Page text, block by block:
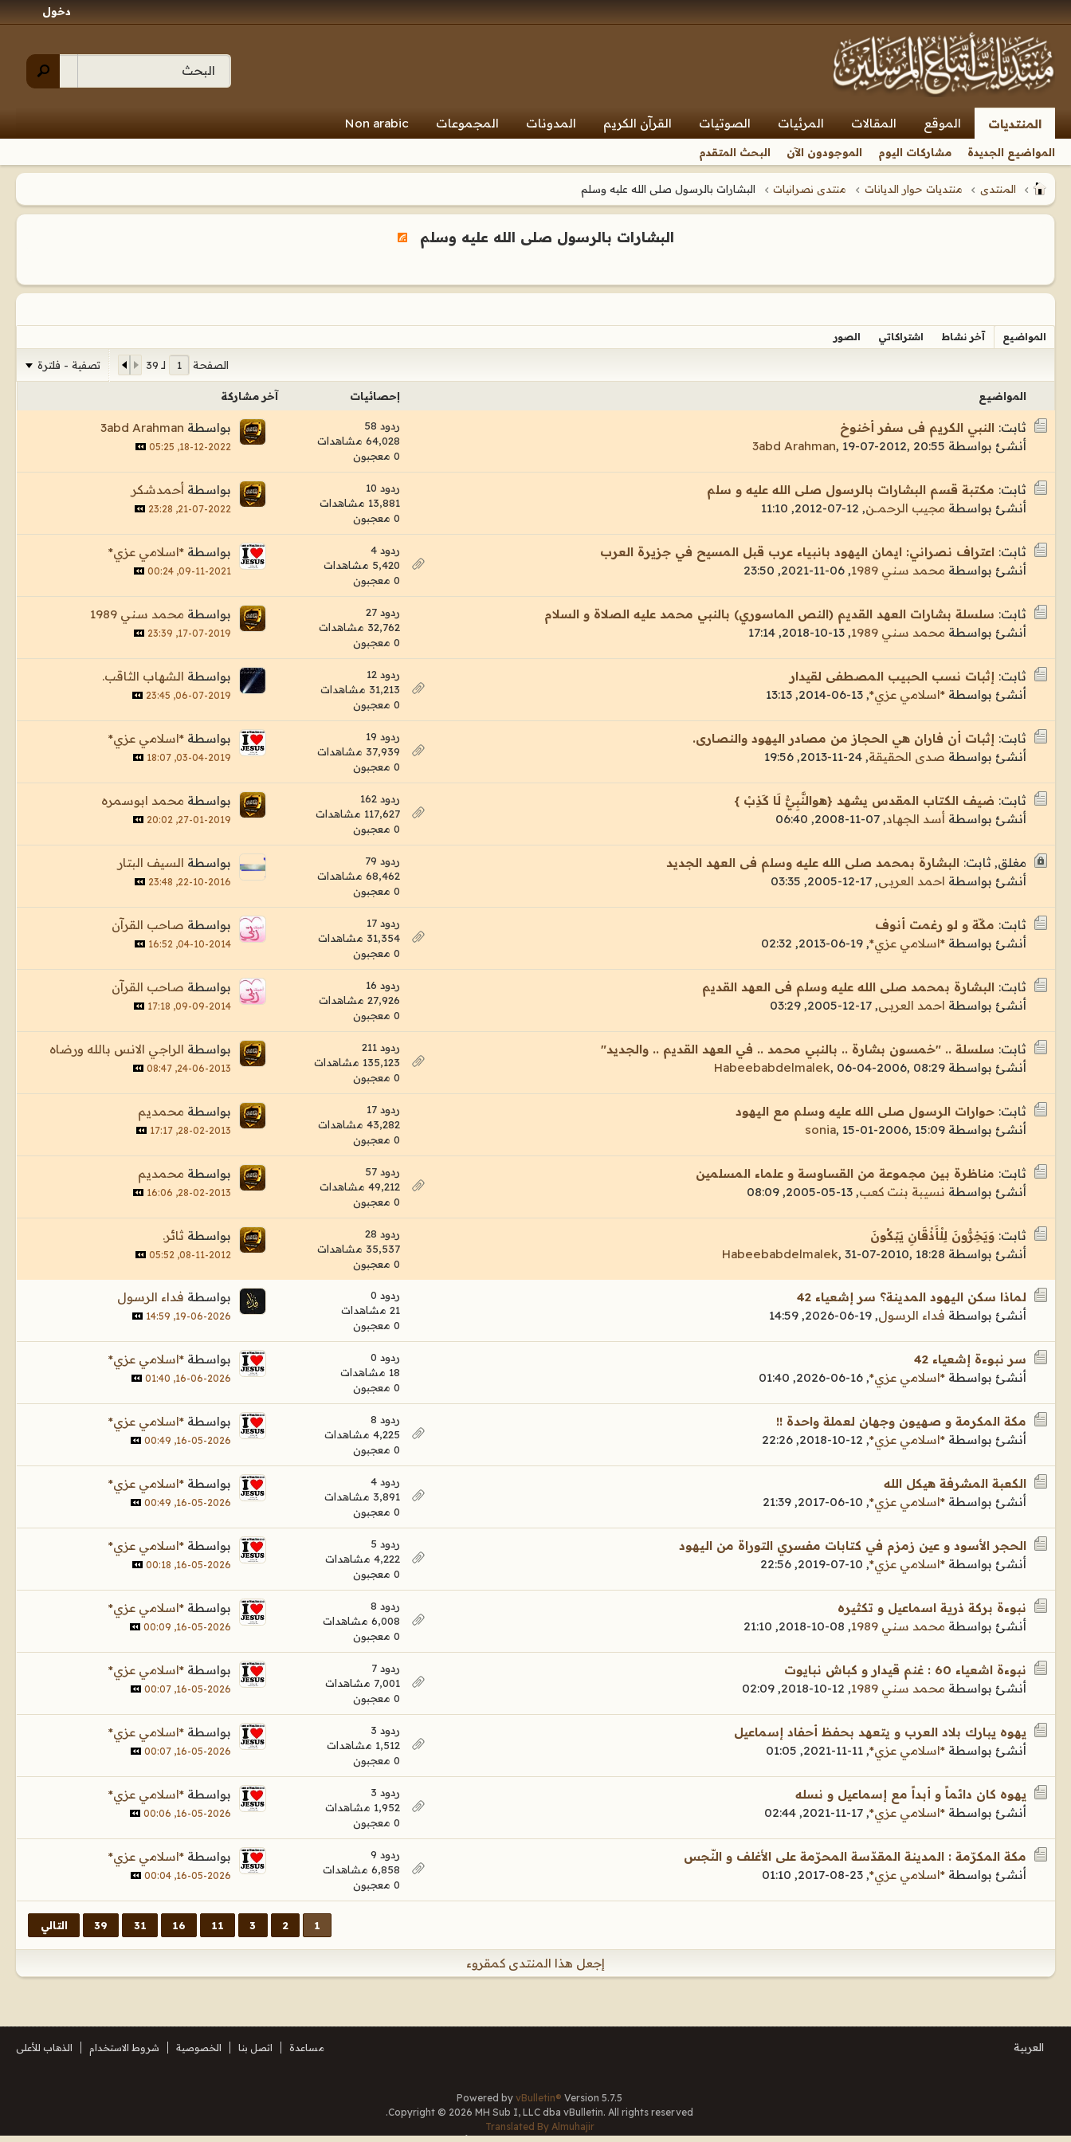
دخول
المنتديات الموقع المقالات المرئيات الصوتيات القرآن الكريم المدونات المجموعات Non arabic
المواضيع الجديدة مشاركات اليوم الموجودون الآن البحث المتقدم
المنتدى منتديات حوار الديانات منتدى نصرانيات البشارات بالرسول صلى الله عليه وسلم
البشارات بالرسول صلى الله عليه وسلم
المواضيع آخر نشاط اشتراكاتي الصور
الصفحة لـ 39 تصفية - فلترة
المواضيع إحصائيات آخر مشاركة
ثابت: النبي الكريم فى سفر أخنوخ
أنشئ بواسطة
3abd Arahman, 19-07-2012, 20:55
ردود 58
64,028 مشاهدات
0 معجبون
بواسطة 3abd Arahman
18-12-2022, 05:25
ثابت: مكتبة قسم البشارات بالرسول صلى الله عليه و سلم
أنشئ بواسطة مجيب الرحمــن,
12-07-2012, 11:10
ردود 10
13,881 مشاهدات
0 معجبون
بواسطة أحمدشكر
21-07-2022, 23:28
ثابت: اعتراف نصراني: ايمان اليهود بانبياء عرب قبل المسيح في جزيرة العرب
أنشئ بواسطة محمد سني 1989 ,
06-11-2021, 23:50
ردود 4
5,420 مشاهدات
0 معجبون
بواسطة*اسلامي عزي*
09-11-2021, 00:24
ثابت: سلسلة بشارات العهد القديم (النص الماسوري) بالنبي محمد عليه الصلاة و السلام
أنشئ بواسطة محمد سني 1989 ,
13-10-2018, 17:14
ردود 27
32,762 مشاهدات
0 معجبون
بواسطة محمد سني 1989
17-07-2019, 23:39
ثابت: إثبات نسب الحبيب المصطفى لقيدار
أنشئ بواسطة*اسلامي عزي*,
13-06-2014, 13:13
ردود 12
31,213 مشاهدات
0 معجبون
بواسطة الشهاب الثاقب.
06-07-2019, 23:45
ثابت: إثبات أن فاران هي الحجاز من مصادر اليهود والنصارى.
أنشئ بواسطة صدى الحقيقة,
24-11-2013, 19:56
ردود 19
37,939 مشاهدات
0 معجبون
بواسطة*اسلامي عزي*
03-04-2019, 18:07
ثابت: ضيف الكتاب المقدس يشهد {هوالنَّبِيُّ لَا كَذِبْ }
أنشئ بواسطة أسد الجهاد,
07-11-2008, 06:40
ردود 162
117,627 مشاهدات
0 معجبون
بواسطة محمد ابوسمره
27-01-2019, 20:02
مغلق, ثابت: البشارة بمحمد صلى الله عليه وسلم فى العهد الجديد
أنشئ بواسطة احمد العربى,
17-12-2005, 03:35
ردود 79
68,462 مشاهدات
0 معجبون
بواسطة السيف البتار
22-10-2016, 23:48
ثابت: مكّة و لو رغمت أنوف
أنشئ بواسطة*اسلامي عزي*,
19-06-2013, 02:32
ردود 17
31,354 مشاهدات
0 معجبون
بواسطة صاحب القرآن
04-10-2014, 16:52
ثابت: البشارة بمحمد صلى الله عليه وسلم فى العهد القديم
أنشئ بواسطة احمد العربى,
17-12-2005, 03:29
ردود 16
27,926 مشاهدات
0 معجبون
بواسطة صاحب القرآن
09-09-2014, 17:18
ثابت: سلسلة .. "خمسون بشارة .. بالنبي محمد .. في العهد القديم .. والجديد"
أنشئ بواسطة
Habeebabdelmalek, 06-04-2006, 08:29
ردود 211
135,123 مشاهدات
0 معجبون
بواسطة الراجي الانس بالله ورضاه
24-06-2013, 08:47
ثابت: حوارات الرسول صلى الله عليه وسلم مع اليهود
أنشئ بواسطة
sonia, 15-01-2006, 15:09
ردود 17
43,282 مشاهدات
0 معجبون
بواسطة محمديم
28-02-2013, 17:17
ثابت: مناظرة بين مجموعة من القساوسة و علماء المسلمين
أنشئ بواسطة نسيبة بنت كعب,
13-05-2005, 08:09
ردود 57
49,212 مشاهدات
0 معجبون
بواسطة محمديم
28-02-2013, 16:06
ثابت: وَيَخِرُّونَ لِلْأَذْقَانِ يَبْكُونَ
أنشئ بواسطة
Habeebabdelmalek, 31-07-2010, 18:28
ردود 28
35,537 مشاهدات
0 معجبون
بواسطة ثائر.
08-11-2012, 05:52
لماذا سكن اليهود المدينة؟ سر إشعياء 42
أنشئ بواسطة فداء الرسول,
19-06-2026, 14:59
ردود 0
21 مشاهدات
0 معجبون
بواسطة فداء الرسول
19-06-2026, 14:59
سر نبوءة إشعياء 42
أنشئ بواسطة*اسلامي عزي*,
16-06-2026, 01:40
ردود 0
18 مشاهدات
0 معجبون
بواسطة*اسلامي عزي*
16-06-2026, 01:40
مكة المكرمة و صهيون وجهان لعملة واحدة !!
أنشئ بواسطة*اسلامي عزي*,
12-10-2018, 22:26
ردود 8
4,225 مشاهدات
0 معجبون
بواسطة*اسلامي عزي*
16-05-2026, 00:49
الكعبة المشرفة هيكل الله
أنشئ بواسطة*اسلامي عزي*,
10-06-2017, 21:39
ردود 4
3,891 مشاهدات
0 معجبون
بواسطة*اسلامي عزي*
16-05-2026, 00:49
الحجر الأسود و عين زمزم في كتابات مفسري التوراة من اليهود
أنشئ بواسطة*اسلامي عزي*,
10-07-2019, 22:56
ردود 5
4,222 مشاهدات
0 معجبون
بواسطة*اسلامي عزي*
16-05-2026, 00:18
نبوءة بركة ذرية اسماعيل و تكثيره
أنشئ بواسطة محمد سني 1989 ,
08-10-2018, 21:10
ردود 8
6,008 مشاهدات
0 معجبون
بواسطة*اسلامي عزي*
16-05-2026, 00:09
نبوءة اشعياء 60 : غنم قيدار و كباش نبايوت
أنشئ بواسطة محمد سني 1989 ,
12-10-2018, 02:09
ردود 7
7,001 مشاهدات
0 معجبون
بواسطة*اسلامي عزي*
16-05-2026, 00:07
يهوه يبارك بلاد العرب و يتعهد بحفظ أحفاد إسماعيل
أنشئ بواسطة*اسلامي عزي*,
11-11-2021, 01:05
ردود 3
1,512 مشاهدات
0 معجبون
بواسطة*اسلامي عزي*
16-05-2026, 00:07
يهوه كان دائماً و أبداً مع إسماعيل و نسله
أنشئ بواسطة*اسلامي عزي*,
17-11-2021, 02:44
ردود 3
1,952 مشاهدات
0 معجبون
بواسطة*اسلامي عزي*
16-05-2026, 00:06
مكة المكرّمة : المدينة المقدّسة المحرّمة على الأغلف و النّجس
أنشئ بواسطة*اسلامي عزي*,
23-08-2017, 01:10
ردود 9
6,858 مشاهدات
0 معجبون
بواسطة*اسلامي عزي*
16-05-2026, 00:04
1
2
3
11
16
31
39 التالي
إجعل هذا المنتدى كمقروء
العربية مساعدة اتصل بنا الخصوصية شروط الاستخدام الذهاب للأعلى
Powered by vBulletin® Version 5.7.5
Copyright © 2026 MH Sub I, LLC dba vBulletin. All rights reserved.
Translated By Almuhajir